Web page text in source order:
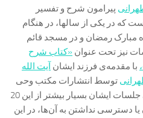
پیرامون شرح و تفسیر
که در یکی از سالها، در هنگام
مبارک رمضان و در مسجد قائم
نیز تحت عنوان «کتاب شرح
با مقدمه‌ی فرزند ایشان آیت الله
توسط انتشارات مکتب وحی
منتشر گردیده است. البته تمامی جلسات ایشان بسیار بیشتر از این 20
دسترسی نداشتن به آن‌ها، در این